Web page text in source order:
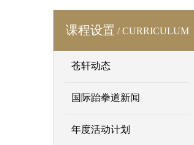
课程设置 / CURRICULUM
苍轩动态
国际跆拳道新闻
年度活动计划